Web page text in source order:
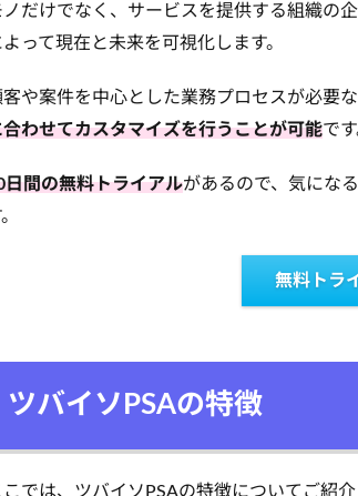
ノだけでなく、サービスを提供する組織の
よって現在と未来を可視化します。
客や案件を中心とした業務プロセスが必要
合わせてカスタマイズを行うことが可能です
日間の無料トライアルがあるので、気にな
無料トラ
ツバイソPSAの特徴
こでは、ツバイソPSAの特徴についてご紹